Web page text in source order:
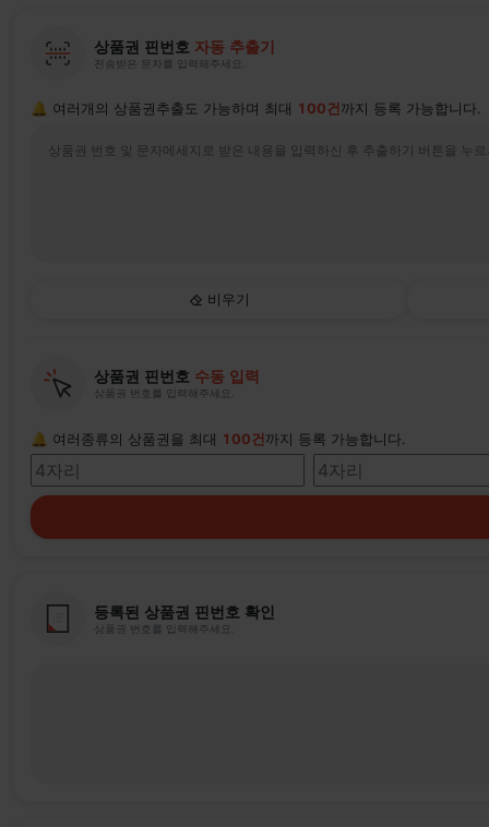
상품권 핀번호 자동 추출기
전송받은 문자를 입력해주세요.
🔔 여러개의 상품권추출도 가능하며 최대 100건 까지 등록 가능합니다.
비우기
상품권 핀번호 수동 입력
상품권 번호를 입력해주세요.
🔔 여러종류의 상품권을 최대 100건 까지 등록 가능합니다.
등록된 상품권 핀번호 확인
상품권 번호를 입력해주세요.